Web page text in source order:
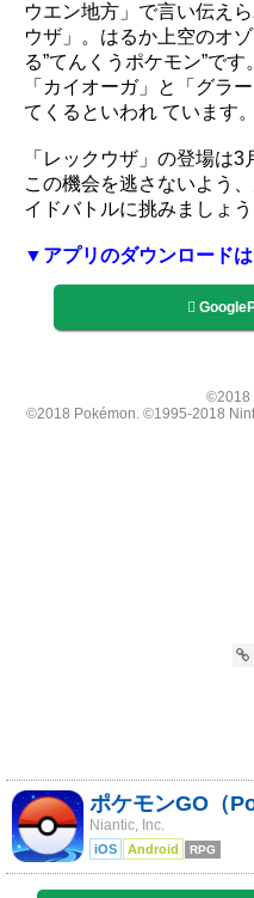
ウエン地方」で言い伝え
ウザ」。はるか上空のオ
る”てんくうポケモン”で
「カイオーガ」と「グラ
てくるといわれ ています。
「レックウザ」の登場は3
この機会を逃さないよう
イドバトルに挑みましょう
▼アプリのダウンロード
©2018
©2018 Pokémon. ©1995-2018
ポケモンGO（
Niantic, Inc.
iOS Android RPG